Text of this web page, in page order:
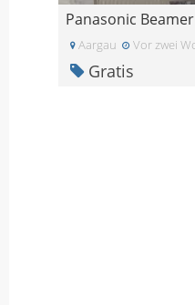
Panasonic Beamer
Aargau Vor zwei
Gratis